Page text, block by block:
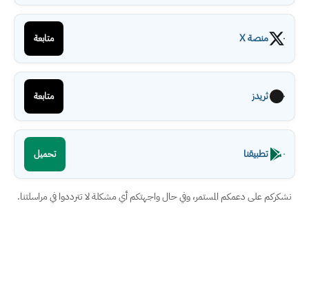
منصة X متابعة
ثريدز متابعة
تطبيقنا تحميل
نشكركم على دعمكم المستمر، وفي حال واجهتكم أي مشكلة لا تترددوا في مراسلتنا.